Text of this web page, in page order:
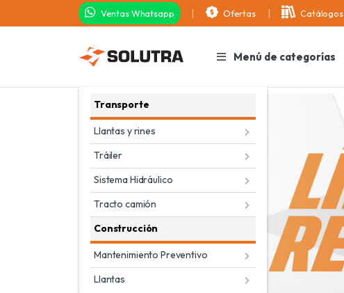
Ventas Whatsapp Ofertas Catálogos
Menú de categorías
Transporte
Llantas y rines
Tráiler
Sistema Hidráulico
Tracto camión
Construcción
Mantenimiento Preventivo
Llantas